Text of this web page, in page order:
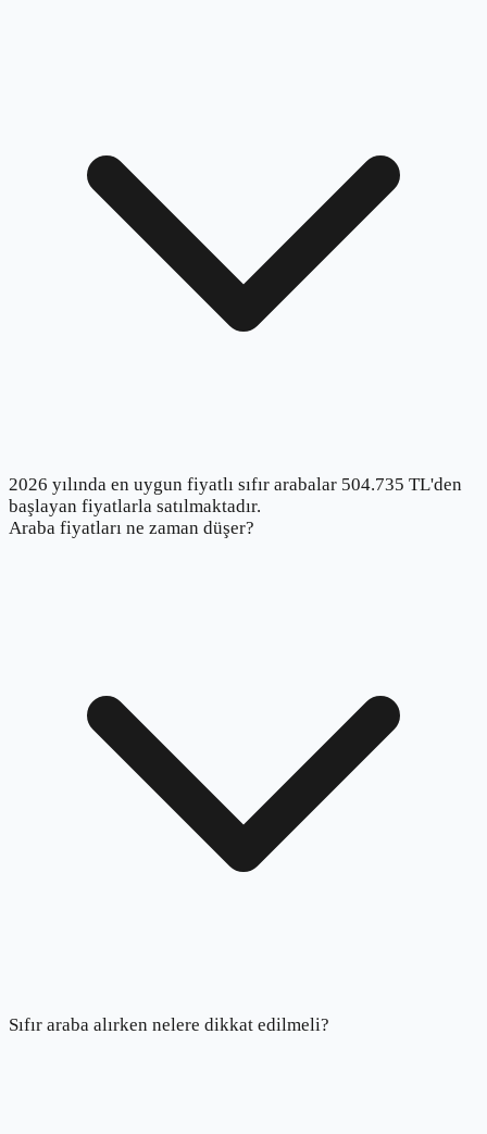
2026 yılında en uygun fiyatlı sıfır arabalar 504.735 TL'den
başlayan fiyatlarla satılmaktadır.
Araba fiyatları ne zaman düşer?
Sıfır araba alırken nelere dikkat edilmeli?